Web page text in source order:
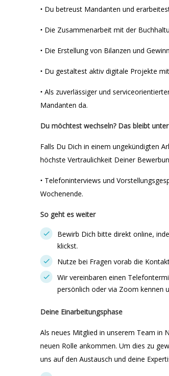
• Du betreust Mandanten und
• Die Zusammenarbeit mit der
• Die Erstellung von Bilanzen und
• Du gestaltest aktiv digitale Projekte
• Als zuverlässiger und
Mandanten da.
Du möchtest wechseln? Das bleibt
Falls Du Dich in einem ungekündigten
höchste Vertraulichkeit Deiner
• Telefoninterviews und
Wochenende.
So geht es weiter
Bewirb Dich bitte direkt online,
klickst.
Nutze bei Fragen vorab die
Wir vereinbaren einen
persönlich oder via Zoom kennen
Deine Einarbeitungsphase
Als neues Mitglied in unserem Team in
neuen Rolle ankommen. Um dies zu
uns auf den Austausch und deine